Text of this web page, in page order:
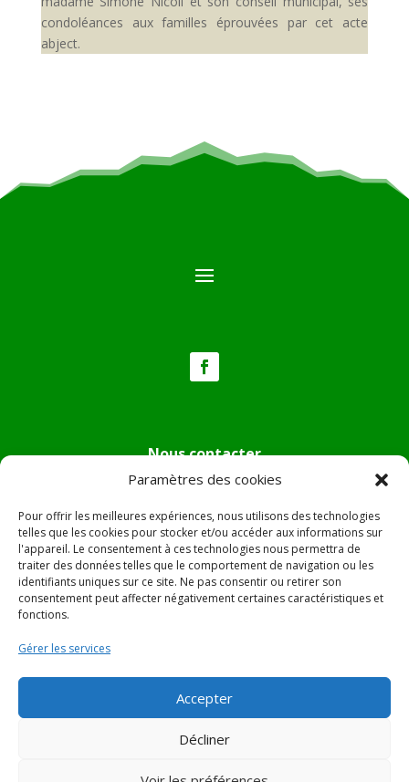
Paramètres des cookies
Pour offrir les meilleures expériences, nous utilisons des technologies
telles que les cookies pour stocker et/ou accéder aux informations sur
l'appareil. Le consentement à ces technologies nous permettra de
traiter des données telles que le comportement de navigation ou les
identifiants uniques sur ce site. Ne pas consentir ou retirer son
consentement peut affecter négativement certaines caractéristiques et
fonctions.
Gérer les services
Accepter
Décliner
condoléances aux familles éprouvées par cet acte
abject.
Nous contacter
Tél :04.95.36.24.02
Mail:
mairie.pietradiverde@wanadoo.fr
Adresse :Hôtel de ville de Pietra di Verde
Le village
20230 Pietra di Verde
© 2022 Mairie de Pietra Di Verde – Réalisation